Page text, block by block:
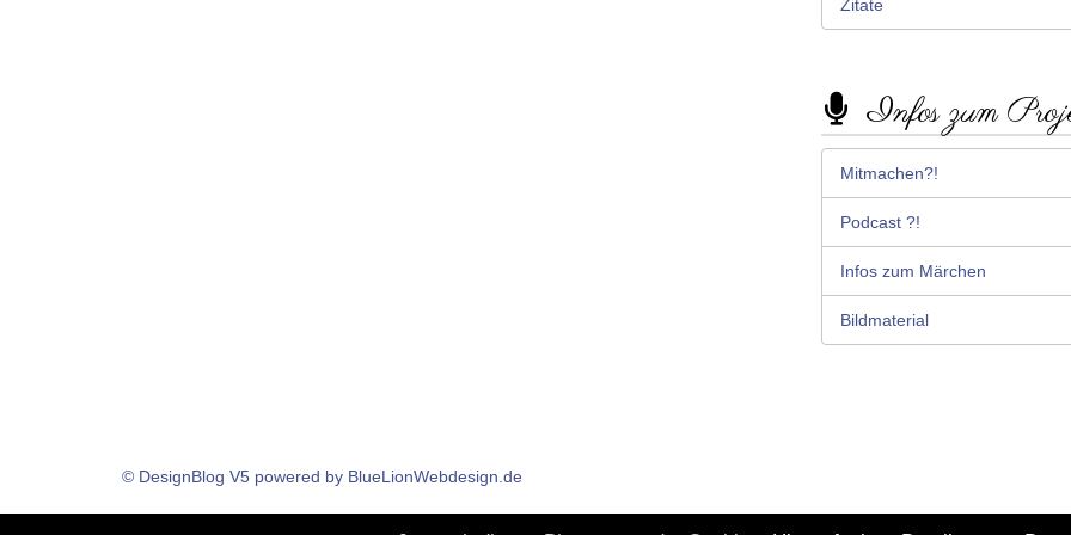
Zitate
Infos zum
Mitmachen?!
Podcast ?!
Infos zum Märchen
Bildmaterial
© DesignBlog V5 powered by BlueLionWebdesign.de